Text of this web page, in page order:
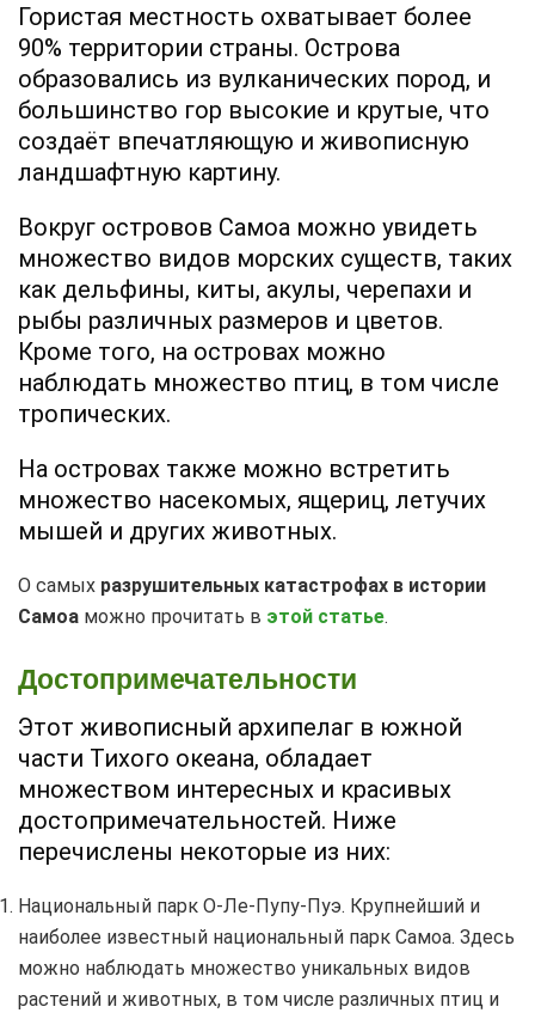
Гористая местность охватывает более
90% территории страны. Острова
образовались из вулканических пород, и
большинство гор высокие и крутые, что
создаёт впечатляющую и живописную
ландшафтную картину.
Вокруг островов Самоа можно увидеть
множество видов морских существ, таких
как дельфины, киты, акулы, черепахи и
рыбы различных размеров и цветов.
Кроме того, на островах можно
наблюдать множество птиц, в том числе
тропических.
На островах также можно встретить
множество насекомых, ящериц, летучих
мышей и других животных.
О самых разрушительных катастрофах в истории
Самоа можно прочитать в этой статье.
Достопримечательности
Этот живописный архипелаг в южной
части Тихого океана, обладает
множеством интересных и красивых
достопримечательностей. Ниже
перечислены некоторые из них:
Национальный парк О-Ле-Пупу-Пуэ. Крупнейший и
наиболее известный национальный парк Самоа. Здесь
можно наблюдать множество уникальных видов
растений и животных, в том числе различных птиц и